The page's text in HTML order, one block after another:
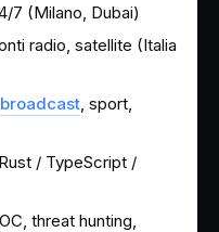
7 (Milano, Dubai)
radio, satellite (Italia
broadcast , sport,
/ TypeScript /
threat hunting,